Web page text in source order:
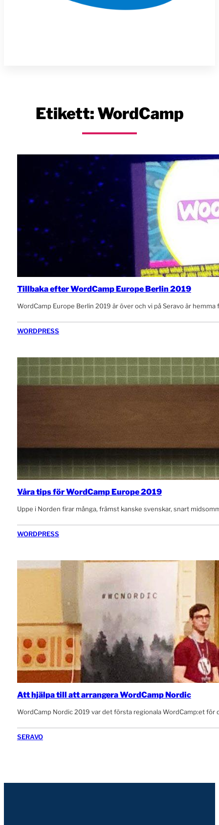
Etikett:WordCamp
Tillbaka efter WordCamp Europe Berlin 2019
WordCamp Europe Berlin 2019 är över och vi på Seravo är
WORDPRESS
Våra tips för WordCamp Europe 2019
Uppe i Norden firar många, främst kanske svenskar, snart
WORDPRESS
Att hjälpa till att arrangera WordCamp Nordic
WordCamp Nordic 2019 var det första regionala WordCamp:et för
SERAVO